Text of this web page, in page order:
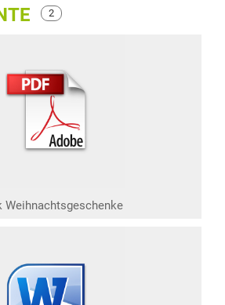
2
Weihnachtsgeschenke